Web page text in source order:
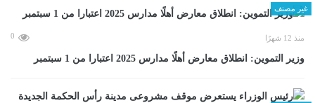
غير مصنف
منذ 12 شهرًا 0
وزير التموين: انطلاق معارض أهلًا مدارس 2025 اعتبارا من 1 سبتمبر